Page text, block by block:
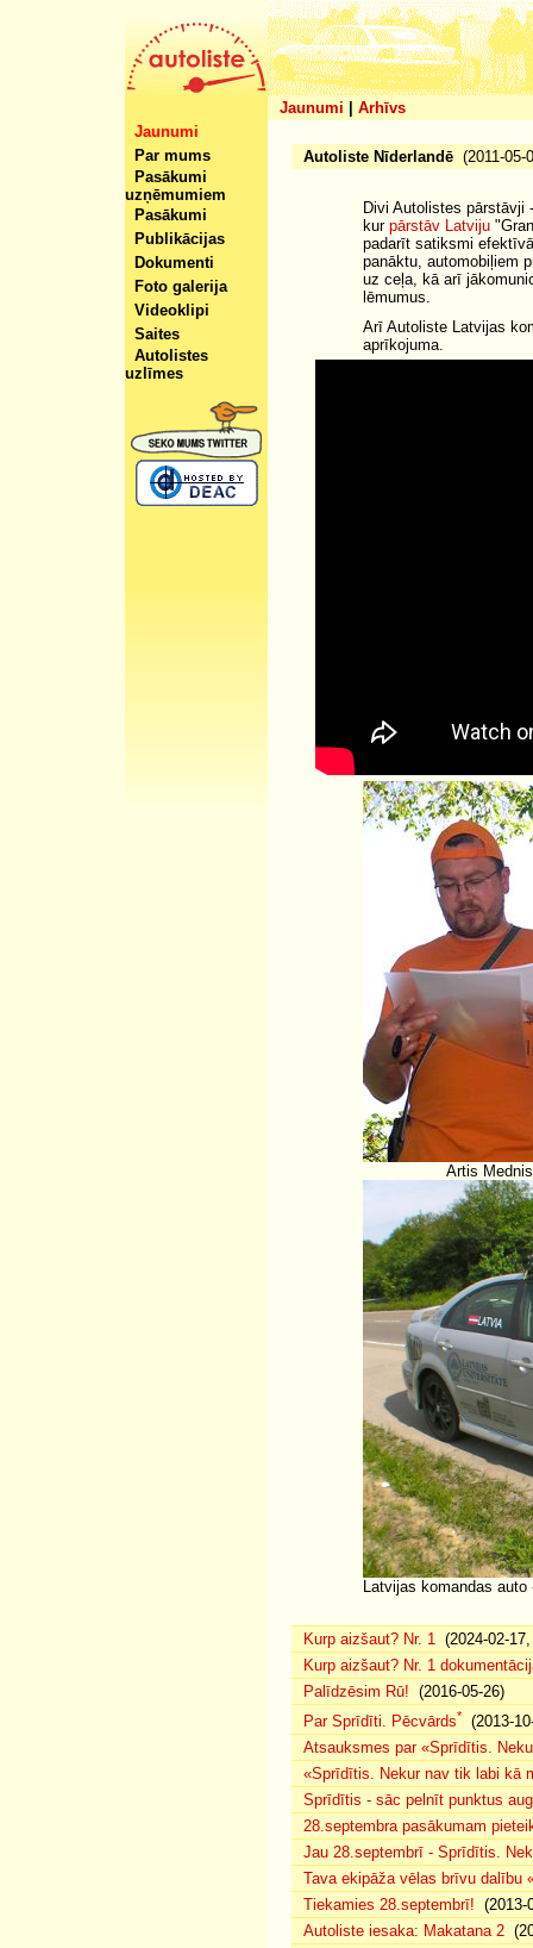
Jaunumi
Arhīvs
Jaunumi
Par mums
Pasākumi
uzņēmumiem
Pasākumi
Publikācijas
Dokumenti
Foto galerija
Videoklipi
Saites
Autolistes
uzlīmes
Autoliste Nīderlandē (2011-05-
Divi Autolistes pārstāvji
kur pārstāv Latviju
padarīt satiksmi
panāktu, automobiļiem
uz ceļa, kā arī
lēmumus.
Arī Autoliste Latvijas
aprīkojuma.
Artis Mednis
Latvijas komandas auto
Kurp aizšaut? Nr. 1 (2024-02-
Kurp aizšaut? Nr. 1
Palīdzēsim Rū! (2016-05-26)
Par Sprīdīti. Pēcvārds*
(2013-
Atsauksmes par «Sprīdītis.
«Sprīdītis. Nekur nav tik labi kā
Sprīdītis - sāc pelnīt punktus
28.septembra pasākumam
Jau 28.septembrī - Sprīdītis.
Tava ekipāža vēlas brīvu dalību
Tiekamies 28.septembrī! (2013-
Autoliste iesaka: Makatana 2